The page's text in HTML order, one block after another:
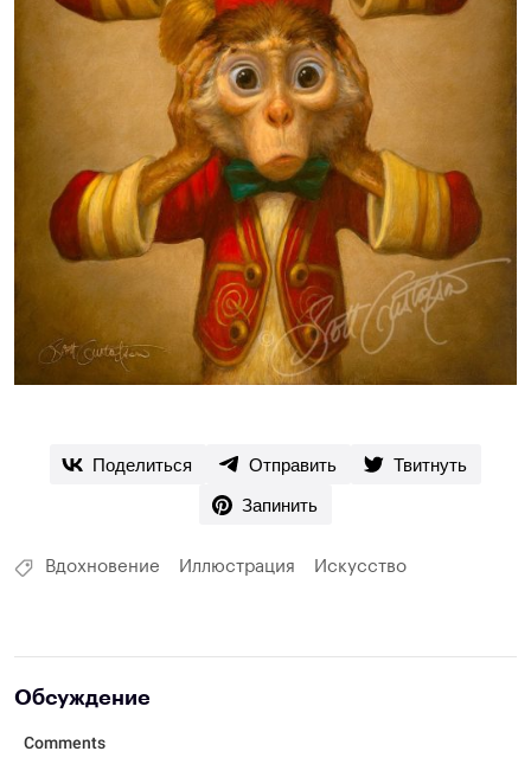
Поделиться Отправить
Твитнуть
Запинить
Вдохновение Иллюстрация Искусство
Обсуждение